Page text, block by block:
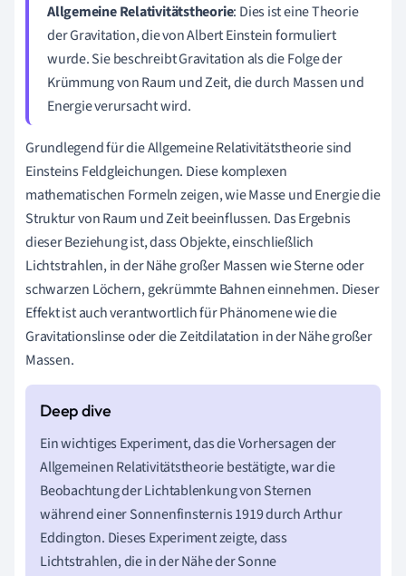
Allgemeine Relativitätstheorie: Dies ist eine Theorie
der Gravitation, die von Albert Einstein formuliert
wurde. Sie beschreibt Gravitation als die Folge der
Krümmung von Raum und Zeit, die durch Massen und
Energie verursacht wird.
Grundlegend für die Allgemeine Relativitätstheorie sind
Einsteins Feldgleichungen. Diese komplexen
mathematischen Formeln zeigen, wie Masse und Energie die
Struktur von Raum und Zeit beeinflussen. Das Ergebnis
dieser Beziehung ist, dass Objekte, einschließlich
Lichtstrahlen, in der Nähe großer Massen wie Sterne oder
schwarzen Löchern, gekrümmte Bahnen einnehmen. Dieser
Effekt ist auch verantwortlich für Phänomene wie die
Gravitationslinse oder die Zeitdilatation in der Nähe großer
Massen.
Ein wichtiges Experiment, das die Vorhersagen der
Allgemeinen Relativitätstheorie bestätigte, war die
Beobachtung der Lichtablenkung von Sternen
während einer Sonnenfinsternis 1919 durch Arthur
Eddington. Dieses Experiment zeigte, dass
Lichtstrahlen, die in der Nähe der Sonne